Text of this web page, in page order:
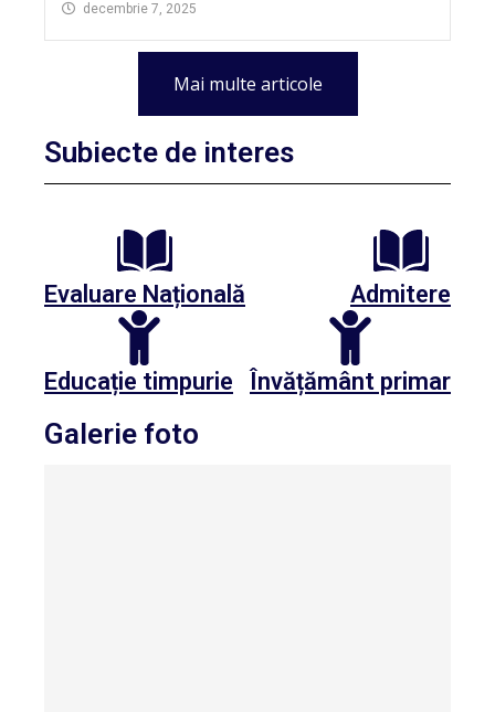
decembrie 7, 2025
Mai multe articole
Subiecte de interes
Evaluare Națională Admitere
Educație timpurie Învățământ primar
Galerie foto